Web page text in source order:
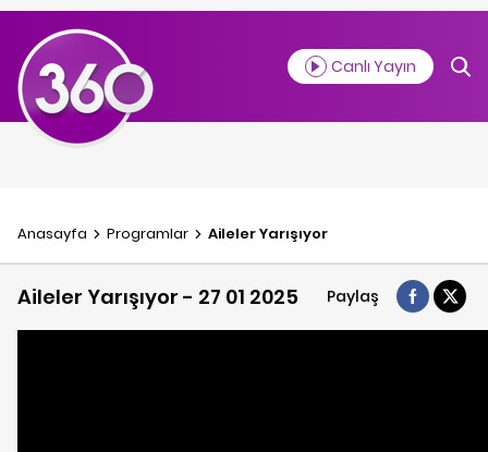
Canlı Yayın
Anasayfa Programlar Aileler Yarışıyor
Aileler Yarışıyor - 27 01 2025 Paylaş